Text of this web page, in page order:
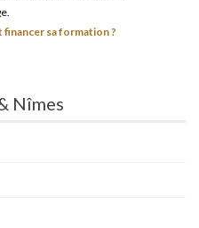
financer sa formation ?
Nîmes